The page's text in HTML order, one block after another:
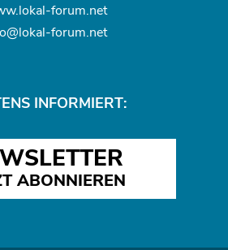
lokal-forum.net
forum.net
INFORMIERT:
ABONNIEREN